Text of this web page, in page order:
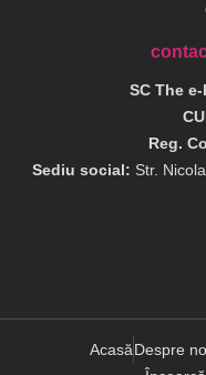
SC The
Reg.
Sediu social: Str.
AcasăDespre